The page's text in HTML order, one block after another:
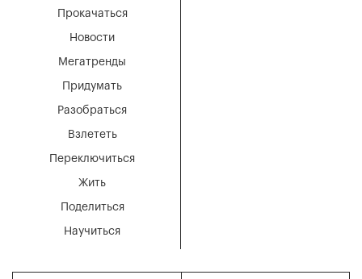
Мегатренды
Придумать
Разобраться
Взлететь
Новости
Переключиться
Жить
Поделиться
Научиться
Прокачаться